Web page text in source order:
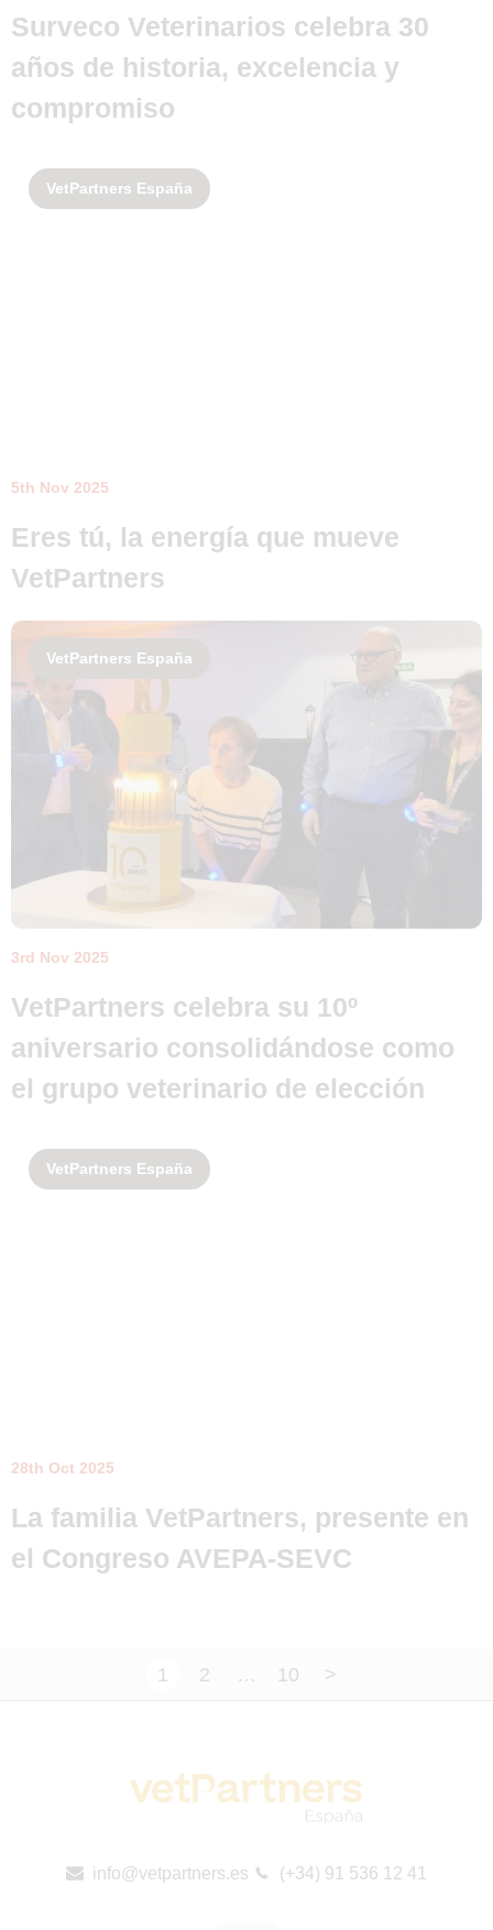
Surveco Veterinarios celebra 30
años de historia, excelencia y
compromiso
VetPartners España
5th Nov 2025
Eres tú, la energía que mueve
VetPartners
VetPartners España
3rd Nov 2025
VetPartners celebra su 10º
aniversario consolidándose como
el grupo veterinario de elección
VetPartners España
28th Oct 2025
La familia VetPartners, presente en
el Congreso AVEPA-SEVC
1 2 … 10 >
info@vetpartners.es (+34) 91 536 12 41